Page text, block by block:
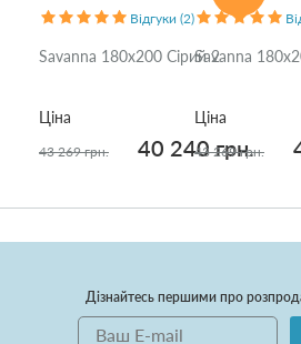
Відгуки (2)
Savanna 180x200 Сірий 2
Ціна
43 269 грн. 40 240 грн.
Savanna
Ціна
43 269 грн.
Дізнайтесь першими про